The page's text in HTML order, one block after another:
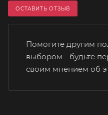
ОСТАВИТЬ ОТЗЫВ
Помогите другим
выбором - будьте
своим мнением об